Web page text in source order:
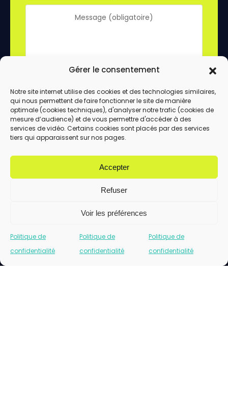
Gérer le consentement
Notre site internet utilise des cookies et des technologies similaires,
qui nous permettent de faire fonctionner le site de manière
optimale (cookies techniques), d'analyser notre trafic (cookies de
mesure d’audience) et de vous permettre d'accéder à des
services de vidéo. Certains cookies sont placés par des services
tiers qui apparaissent sur nos pages.
Accepter
Refuser
Voir les préférences
Politique de
confidentialité
Politique de
confidentialité
Politique de
confidentialité
En utilisant ce formulaire, vous acceptez le
stockage et le traitement de vos données
par ce site.